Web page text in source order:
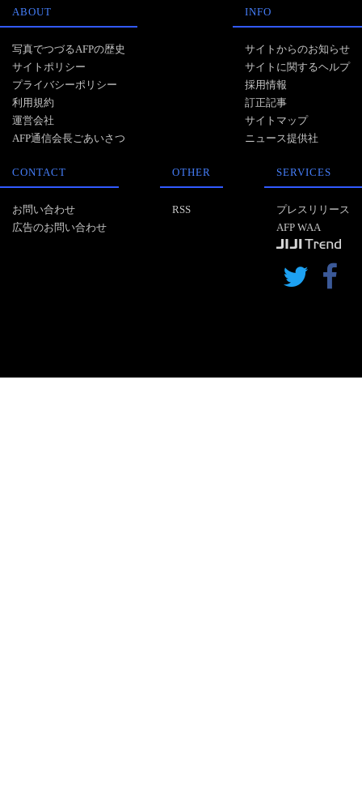
ABOUT
写真でつづるAFPの歴史
サイトポリシー
プライバシーポリシー
利用規約
運営会社
AFP通信会長ごあいさつ
INFO
サイトからのお知らせ
サイトに関するヘルプ
採用情報
訂正記事
サイトマップ
ニュース提供社
CONTACT
お問い合わせ
広告のお問い合わせ
OTHER
RSS
SERVICES
プレスリリース
AFP WAA